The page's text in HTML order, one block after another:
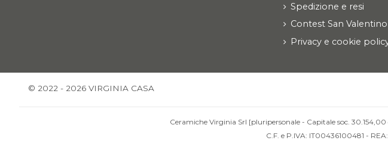
Spedizione e resi
Contest San Valentino
Privacy e cookie
© 2022 - 2026 VIRGINIA CASA
Ceramiche Virginia Srl [pluripersonale - Capitale soc.
C.F. e P.IVA: IT00436100481 -